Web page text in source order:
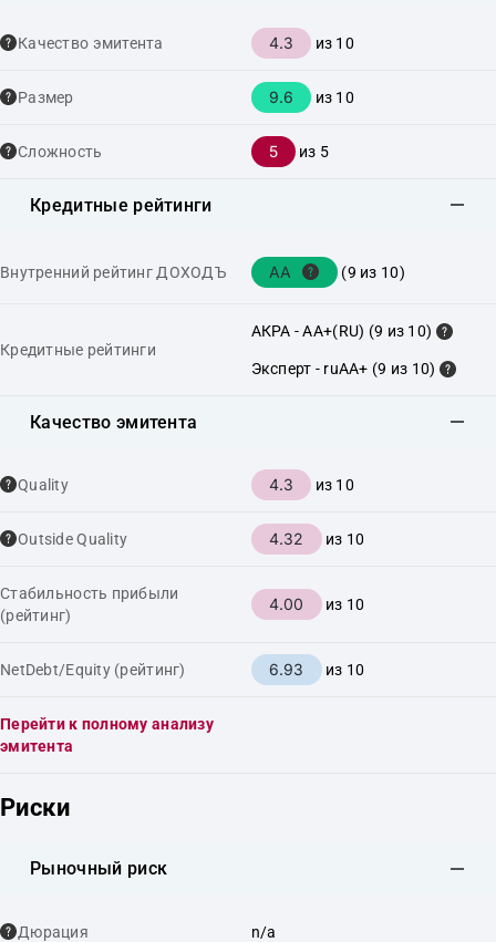
Качество эмитента 4.3 из 10
Размер 9.6 из 10
Сложность 5 из 5
Кредитные рейтинги
Внутренний рейтинг ДОХОДЪ AA (9 из 10)
Кредитные рейтинги
АКРА - AA+(RU) (9 из 10)
Эксперт - ruAA+ (9 из 10)
Качество эмитента
Quality 4.3 из 10
Outside Quality 4.32 из 10
Стабильность прибыли
(рейтинг)
4.00 из 10
NetDebt/Equity (рейтинг) 6.93 из 10
Перейти к полному анализу
эмитента
Риски
Рыночный риск
Дюрация n/a